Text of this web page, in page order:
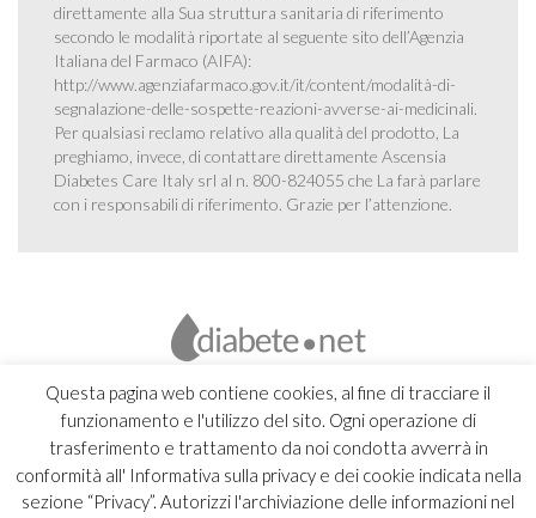
Questa pagina web contiene cookies, al fine di tracciare il
funzionamento e l'utilizzo del sito. Ogni operazione di
trasferimento e trattamento da noi condotta avverrà in
conformità all' Informativa sulla privacy e dei cookie indicata nella
sezione “Privacy”. Autorizzi l'archiviazione delle informazioni nel
direttamente alla Sua struttura sanitaria di riferimento
secondo le modalità riportate al seguente sito dell’Agenzia
Italiana del Farmaco (AIFA):
http://www.agenziafarmaco.gov.it/it/content/modalità-di-
segnalazione-delle-sospette-reazioni-avverse-ai-medicinali.
Per qualsiasi reclamo relativo alla qualità del prodotto, La
preghiamo, invece, di contattare direttamente Ascensia
Diabetes Care Italy srl al n. 800-824055 che La farà parlare
con i responsabili di riferimento. Grazie per l’attenzione.